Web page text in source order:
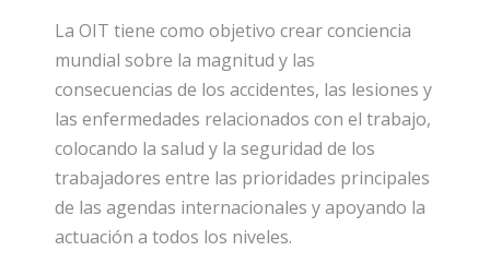
La OIT tiene como objetivo crear conciencia
mundial sobre la magnitud y las
consecuencias de los accidentes, las lesiones y
las enfermedades relacionados con el trabajo,
colocando la salud y la seguridad de los
trabajadores entre las prioridades principales
de las agendas internacionales y apoyando la
actuación a todos los niveles.